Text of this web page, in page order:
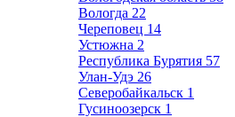
Вологда 22
Череповец 14
Устюжна 2
Республика Бурятия 57
Улан-Удэ 26
Северобайкальск 1
Гусиноозерск 1